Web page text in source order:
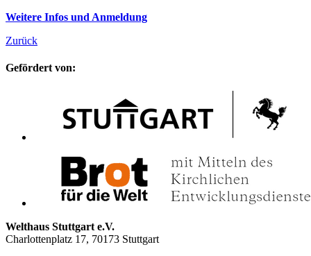
Weitere Infos und Anmeldung
Zurück
Gefördert von:
Welthaus Stuttgart e.V.
Charlottenplatz 17, 70173 Stuttgart